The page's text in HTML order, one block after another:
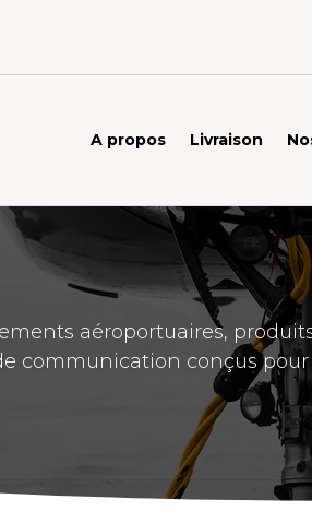
A propos Livraison
aéroportuaires,
communication conçus pour